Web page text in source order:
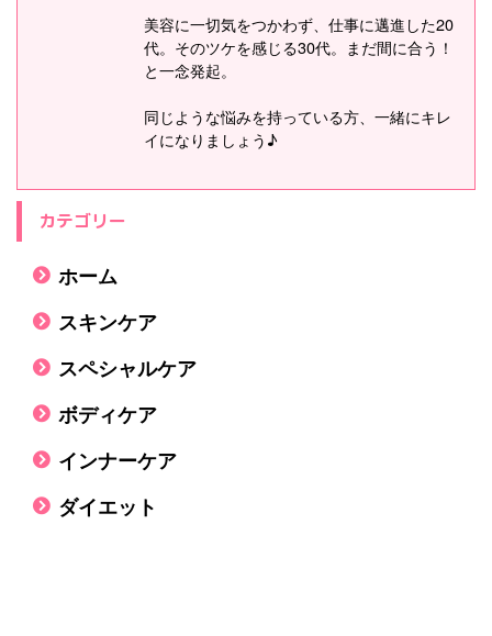
美容に一切気をつかわず、仕事に邁進した20
代。そのツケを感じる30代。まだ間に合う！
と一念発起。
同じような悩みを持っている方、一緒にキレ
イになりましょう♪
カテゴリー
ホーム
スキンケア
スペシャルケア
ボディケア
インナーケア
ダイエット